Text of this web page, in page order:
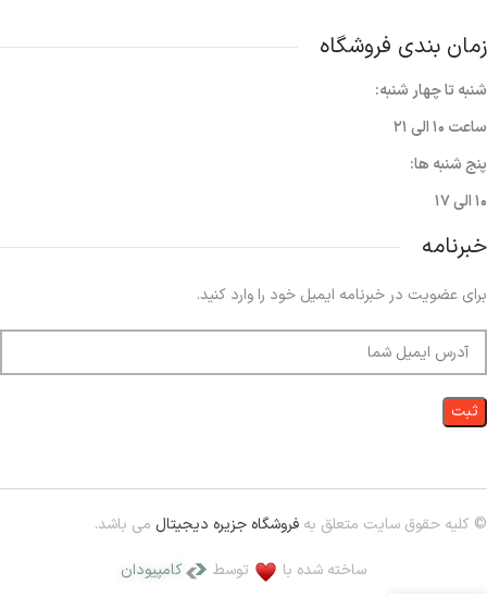
زمان بندی فروشگاه
شنبه تا چهار شنبه:
ساعت ۱۰ الی ۲۱
پنج شنبه ها:
۱۰ الی ۱۷
خبرنامه
برای عضویت در خبرنامه ایمیل خود را وارد کنید.
© کلیه حقوق سایت متعلق به فروشگاه جزیره دیجیتال می باشد.
ساخته شده با
توسط کامپیودان